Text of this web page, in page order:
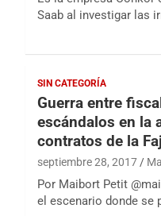
Saab al investigar las
SIN CATEGORÍA
Guerra entre
escándalos en la
contratos de la
septiembre 28, 2017
Por Maibort Petit
el escenario donde se